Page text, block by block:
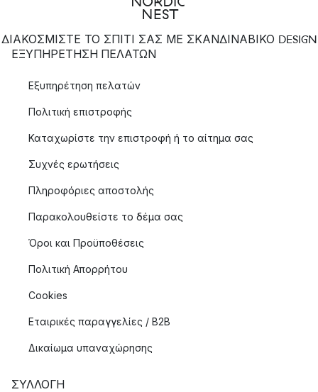
ΔΙΑΚΟΣΜΙΣΤΕ ΤΟ ΣΠΙΤΙ ΣΑΣ ΜΕ ΣΚΑΝΔΙΝΑΒΙΚΟ DESIGN
ΕΞΥΠΗΡΈΤΗΣΗ ΠΕΛΑΤΏΝ
Εξυπηρέτηση πελατών
Πολιτική επιστροφής
Καταχωρίστε την επιστροφή ή το αίτημα σας
Συχνές ερωτήσεις
Πληροφόριες αποστολής
Παρακολουθείστε το δέμα σας
Όροι και Προϋποθέσεις
Πολιτική Απορρήτου
Cookies
Εταιρικές παραγγελίες / B2B
Δικαίωμα υπαναχώρησης
ΣΥΛΛΟΓΉ